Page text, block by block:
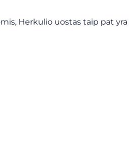
Herkulio uostas taip pat yra